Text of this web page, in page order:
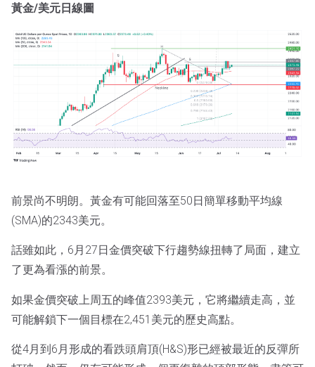
黃金/美元日線圖
前景尚不明朗。黃金有可能回落至50日簡單移動平均線
(SMA)的2343美元。
話雖如此，6月27日金價突破下行趨勢線扭轉了局面，建立
了更為看漲的前景。
如果金價突破上周五的峰值2393美元，它將繼續走高，並
可能解鎖下一個目標在2,451美元的歷史高點。
從4月到6月形成的看跌頭肩頂(H&S)形已經被最近的反彈所